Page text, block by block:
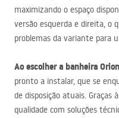
maximizando o espaço
versão esquerda e direita, o
problemas da variante para
Ao escolher a banheira Orion
pronto a instalar, que se
de disposição atuais. Graças
qualidade com soluções